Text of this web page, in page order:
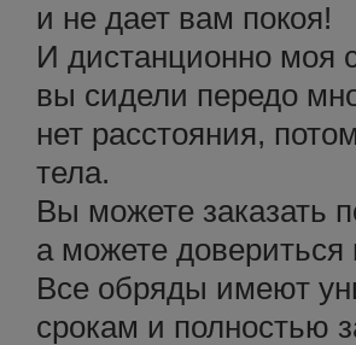
и не дает вам покоя!
И дистанционно моя
вы сидели передо
нет расстояния,
тела.
Вы можете заказать
а можете
Все обряды имеют
срокам и полностью